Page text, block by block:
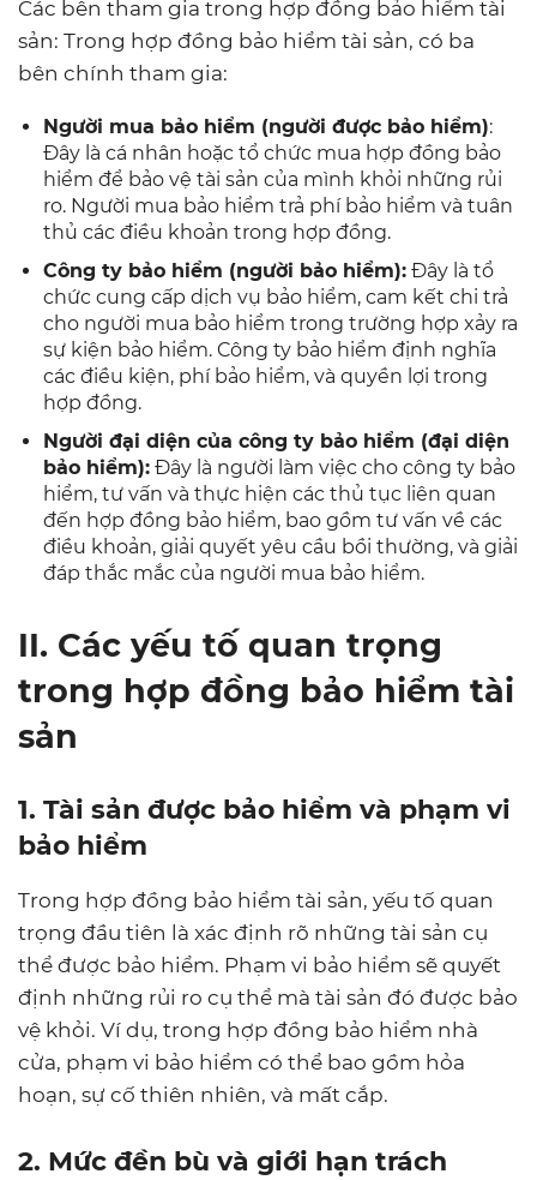
Các bên tham gia trong hợp đồng bảo hiểm tài
sản: Trong hợp đồng bảo hiểm tài sản, có ba
bên chính tham gia:
Người mua bảo hiểm (người được bảo hiểm):
Đây là cá nhân hoặc tổ chức mua hợp đồng bảo
hiểm để bảo vệ tài sản của mình khỏi những rủi
ro. Người mua bảo hiểm trả phí bảo hiểm và tuân
thủ các điều khoản trong hợp đồng.
Công ty bảo hiểm (người bảo hiểm): Đây là tổ
chức cung cấp dịch vụ bảo hiểm, cam kết chi trả
cho người mua bảo hiểm trong trường hợp xảy ra
sự kiện bảo hiểm. Công ty bảo hiểm định nghĩa
các điều kiện, phí bảo hiểm, và quyền lợi trong
hợp đồng.
Người đại diện của công ty bảo hiểm (đại diện
bảo hiểm): Đây là người làm việc cho công ty bảo
hiểm, tư vấn và thực hiện các thủ tục liên quan
đến hợp đồng bảo hiểm, bao gồm tư vấn về các
điều khoản, giải quyết yêu cầu bồi thường, và giải
đáp thắc mắc của người mua bảo hiểm.
II. Các yếu tố quan trọng
trong hợp đồng bảo hiểm tài
sản
1. Tài sản được bảo hiểm và phạm vi
bảo hiểm
Trong hợp đồng bảo hiểm tài sản, yếu tố quan
trọng đầu tiên là xác định rõ những tài sản cụ
thể được bảo hiểm. Phạm vi bảo hiểm sẽ quyết
định những rủi ro cụ thể mà tài sản đó được bảo
vệ khỏi. Ví dụ, trong hợp đồng bảo hiểm nhà
cửa, phạm vi bảo hiểm có thể bao gồm hỏa
hoạn, sự cố thiên nhiên, và mất cắp.
2. Mức đền bù và giới hạn trách